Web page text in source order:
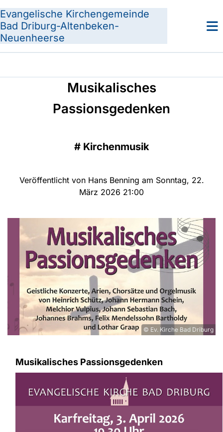
Evangelische Kirchengemeinde
Bad Driburg-Altenbeken-
Neuenheerse
Musikalisches
Passionsgedenken
# Kirchenmusik
Veröffentlicht von Hans Benning am Sonntag, 22.
März 2026 21:00
© Ev. Kirche Bad Driburg
Musikalisches Passionsgedenken